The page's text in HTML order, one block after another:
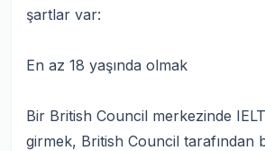
şartlar var:
En az 18 yaşında olmak
Bir British Council merkezinde
girmek, British Council tarafından